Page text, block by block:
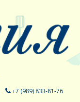
+7 (989) 833-81-76